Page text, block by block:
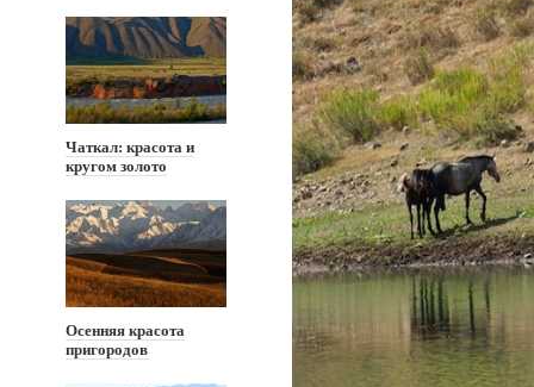
Чаткал: красота и
кругом золото
Осенняя красота
пригородов